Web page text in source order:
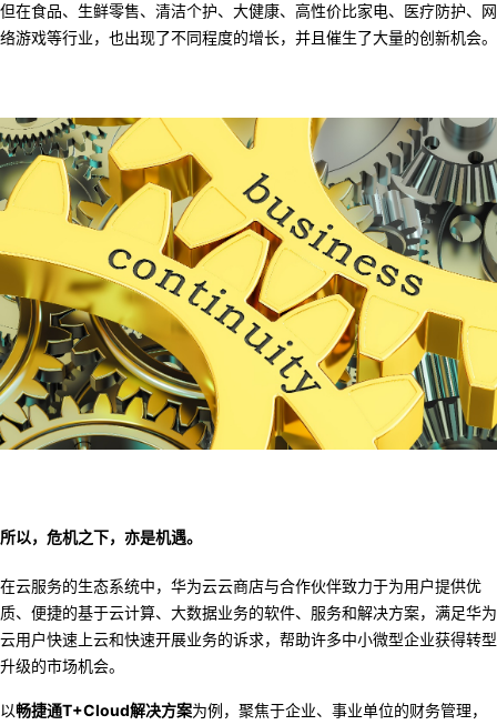
堂
的
我
证
实
验
的
收
藏
我
技
持
的
建
议
但在食品、生鲜零售、清洁个护、大健康、高性价比家电、医疗防护、网
络游戏等行业，也出现了不同程度的增长，并且催生了大量的创新机会。
所以，危机之下，亦是机遇。
在云服务的生态系统中， 华为云云商店与合作伙伴致力于为用户提供优
质、便捷的基于云计算、大数据业务的软件、服务和解决方案，满足华为
云用户快速上云和快速开展业务的诉求，帮助许多中小微型企业获得转型
升级的市场机会。
以畅捷通T+Cloud解决方案为例，聚焦于企业、事业单位的财务管理，